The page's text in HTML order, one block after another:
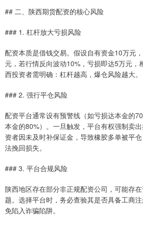
## 二、陕西期货配资的核心风险
### 1. 杠杆放大亏损风险
配资本质是借钱交易。假设自有资金10万元
元，若行情反向波动10%，亏损即达5万元，
西投资者需明确：杠杆越高，爆仓风险越大。
### 2. 强行平仓风险
配资平台通常设有预警线（如亏损达本金的
本金的80%）。一旦触发，平台有权强制卖
资者因未及时补保证金，导致橡胶多单被平
法挽回损失。
### 3. 平台合规风险
陕西地区存在部分非正规配资公司，可能存
题。选择平台时，务必查验其是否具备工商
免陷入诈骗陷阱。